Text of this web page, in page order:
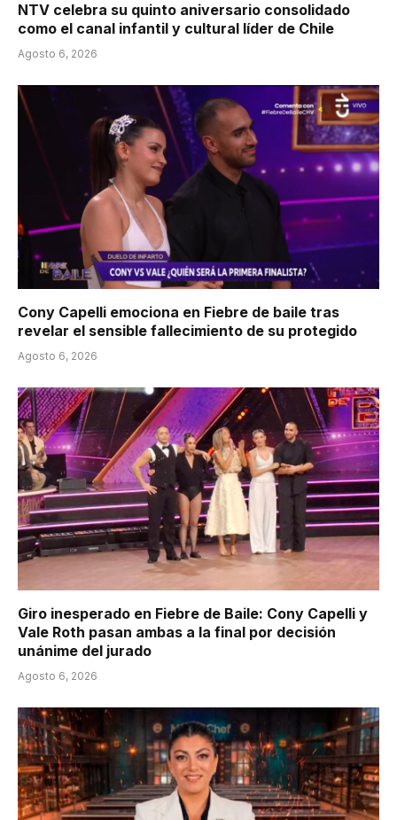
NTV celebra su quinto aniversario consolidado
como el canal infantil y cultural líder de Chile
Agosto 6, 2026
Cony Capelli emociona en Fiebre de baile tras
revelar el sensible fallecimiento de su protegido
Agosto 6, 2026
Giro inesperado en Fiebre de Baile: Cony Capelli y
Vale Roth pasan ambas a la final por decisión
unánime del jurado
Agosto 6, 2026